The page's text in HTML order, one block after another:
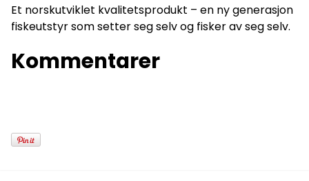
Et norskutviklet kvalitetsprodukt – en ny generasjon
fiskeutstyr som setter seg selv og fisker av seg selv.
Kommentarer